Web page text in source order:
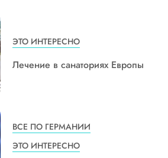
ЭТО ИНТЕРЕСНО
Лечение в санаториях Европы
ВСЕ ПО ГЕРМАНИИ
ЭТО ИНТЕРЕСНО